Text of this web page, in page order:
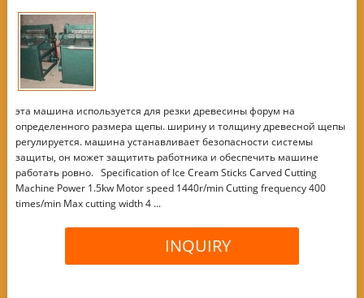
эта машина используется для резки древесины форум на
определенного размера щепы. ширину и толщину древесной щепы
регулируется. машина устанавливает безопасности системы
защиты, он может защитить работника и обеспечить машине
работать ровно. Specification of Ice Cream Sticks Carved Cutting
Machine Power 1.5kw Motor speed 1440r/min Cutting frequency 400
times/min Max cutting width 4 ...
INQUIRY